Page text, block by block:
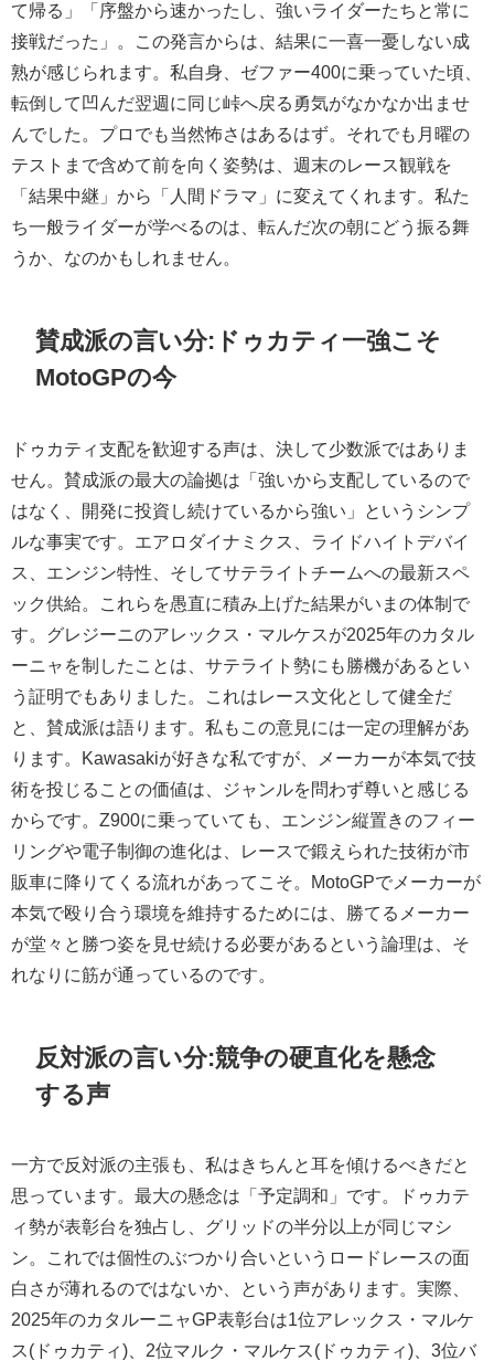
て帰る」「序盤から速かったし、強いライダーたちと常に
接戦だった」。この発言からは、結果に一喜一憂しない成
熟が感じられます。私自身、ゼファー400に乗っていた頃、
転倒して凹んだ翌週に同じ峠へ戻る勇気がなかなか出ませ
んでした。プロでも当然怖さはあるはず。それでも月曜の
テストまで含めて前を向く姿勢は、週末のレース観戦を
「結果中継」から「人間ドラマ」に変えてくれます。私た
ち一般ライダーが学べるのは、転んだ次の朝にどう振る舞
うか、なのかもしれません。
賛成派の言い分:ドゥカティ一強こそ
MotoGPの今
ドゥカティ支配を歓迎する声は、決して少数派ではありま
せん。賛成派の最大の論拠は「強いから支配しているので
はなく、開発に投資し続けているから強い」というシンプ
ルな事実です。エアロダイナミクス、ライドハイトデバイ
ス、エンジン特性、そしてサテライトチームへの最新スペ
ック供給。これらを愚直に積み上げた結果がいまの体制で
す。グレジーニのアレックス・マルケスが2025年のカタル
ーニャを制したことは、サテライト勢にも勝機があるとい
う証明でもありました。これはレース文化として健全だ
と、賛成派は語ります。私もこの意見には一定の理解があ
ります。Kawasakiが好きな私ですが、メーカーが本気で技
術を投じることの価値は、ジャンルを問わず尊いと感じる
からです。Z900に乗っていても、エンジン縦置きのフィー
リングや電子制御の進化は、レースで鍛えられた技術が市
販車に降りてくる流れがあってこそ。MotoGPでメーカーが
本気で殴り合う環境を維持するためには、勝てるメーカー
が堂々と勝つ姿を見せ続ける必要があるという論理は、そ
れなりに筋が通っているのです。
反対派の言い分:競争の硬直化を懸念
する声
一方で反対派の主張も、私はきちんと耳を傾けるべきだと
思っています。最大の懸念は「予定調和」です。ドゥカテ
ィ勢が表彰台を独占し、グリッドの半分以上が同じマシ
ン。これでは個性のぶつかり合いというロードレースの面
白さが薄れるのではないか、という声があります。実際、
2025年のカタルーニャGP表彰台は1位アレックス・マルケ
ス(ドゥカティ)、2位マルク・マルケス(ドゥカティ)、3位バ